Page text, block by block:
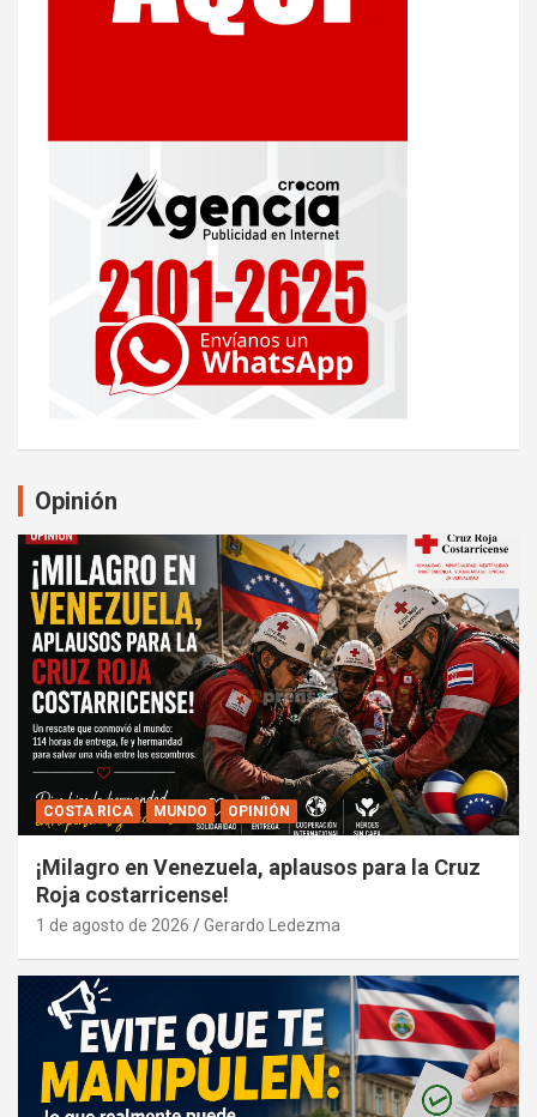
Opinión
COSTA RICA MUNDO OPINIÓN
¡Milagro en Venezuela, aplausos para la Cruz
Roja costarricense!
1 de agosto de 2026 Gerardo Ledezma